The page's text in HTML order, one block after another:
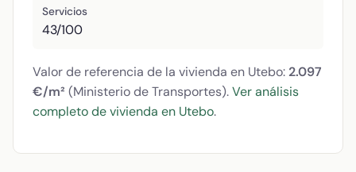
Servicios
43/100
Valor de referencia de la vivienda en Utebo: 2.097
€/m² (Ministerio de Transportes).Ver análisis
completo de vivienda en Utebo.